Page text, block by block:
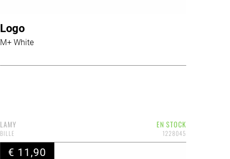
Logo
M+ White
EN STOCK
LAMY
1228045
BILLE
€ 11,90